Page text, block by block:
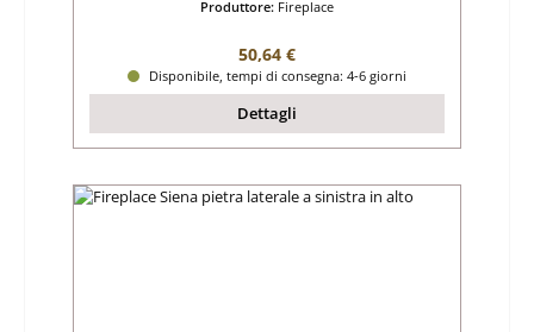
Produttore: Fireplace
Prezzo normale:
50,64 €
Disponibile, tempi di consegna: 4-6 giorni
Dettagli